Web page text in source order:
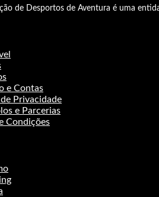
de Desportos de Aventura é uma
e Contas
Privacidade
e Parcerias
Condições